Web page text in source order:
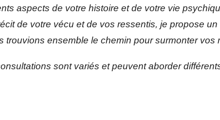
aspects de votre histoire et de votre vie
de votre vécu et de vos ressentis, je propose un
ensemble le chemin pour surmonter vos
sont variés et peuvent aborder